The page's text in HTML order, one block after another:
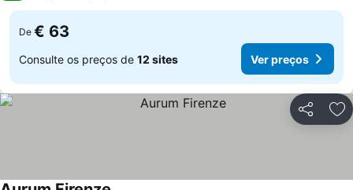
De € 63
Consulte os preços de 12 sites Ver preços
Partilhar